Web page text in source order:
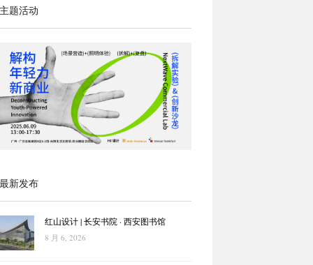
题活动
新发布
红山设计 | 长安书院 · 西安图书馆
8 月 6, 2026